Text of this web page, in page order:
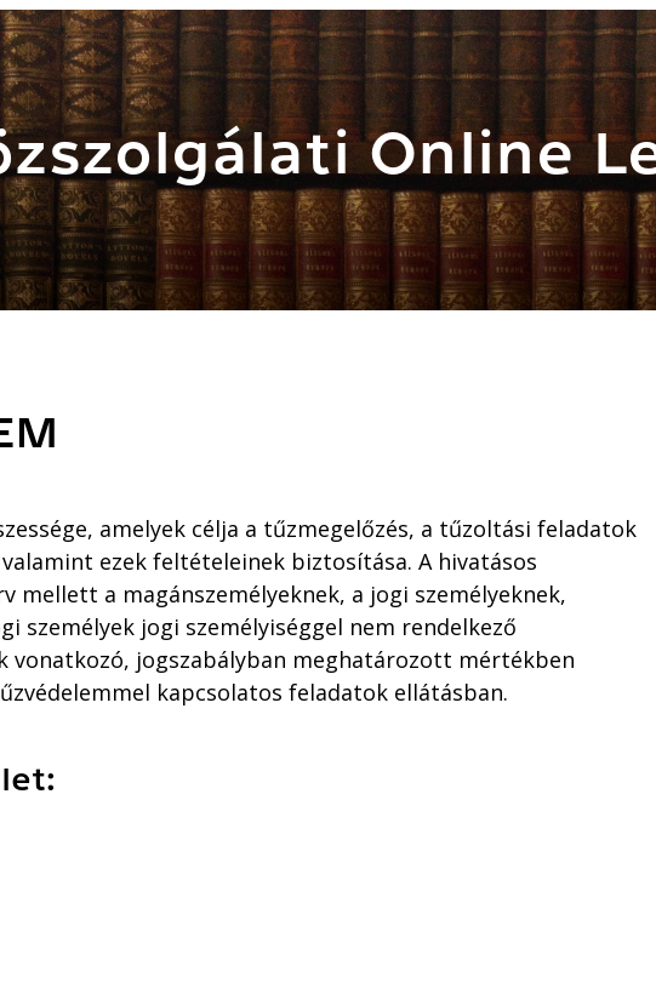
Online
amelyek célja a tűzmegelőzés, a tűzoltási feladatok
ezek feltételeinek biztosítása. A hivatásos
mellett a magánszemélyeknek, a jogi személyeknek,
személyek jogi személyiséggel nem rendelkező
vonatkozó, jogszabályban meghatározott mértékben
kapcsolatos feladatok ellátásban.